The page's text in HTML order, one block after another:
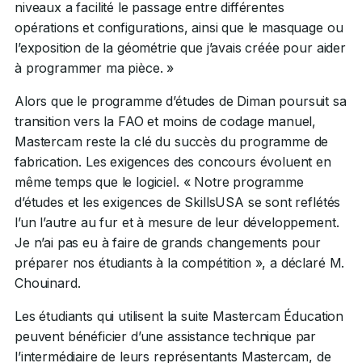
niveaux a facilité le passage entre différentes
opérations et configurations, ainsi que le masquage ou
l’exposition de la géométrie que j’avais créée pour aider
à programmer ma pièce. »
Alors que le programme d’études de Diman poursuit sa
transition vers la FAO et moins de codage manuel,
Mastercam reste la clé du succès du programme de
fabrication. Les exigences des concours évoluent en
même temps que le logiciel. « Notre programme
d’études et les exigences de SkillsUSA se sont reflétés
l’un l’autre au fur et à mesure de leur développement.
Je n’ai pas eu à faire de grands changements pour
préparer nos étudiants à la compétition », a déclaré M.
Chouinard.
Les étudiants qui utilisent la suite Mastercam Éducation
peuvent bénéficier d’une assistance technique par
l’intermédiaire de leurs représentants Mastercam, de